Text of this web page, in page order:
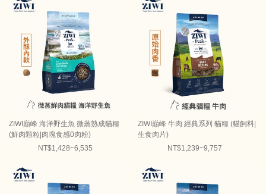
ZIWI巔峰 海洋野生魚 微蒸熟成貓糧
(鮮肉顆粒|肉塊食感0肉粉)
NT$1,428~6,535
ZIWI巔峰 牛肉 經典系列 貓糧 (貓飼料|
生食肉片)
NT$1,239~9,757